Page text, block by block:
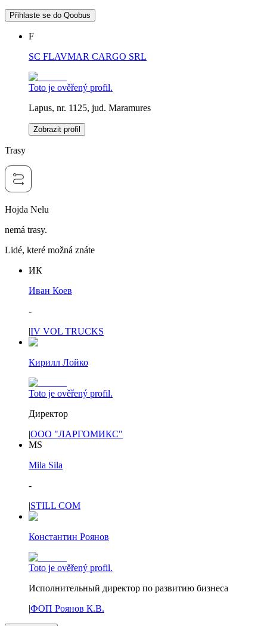
Přihlaste se do Qoobus
F
SC FLAVMAR CARGO SRL
Toto je ověřený profil.
Lapus, nr. 1125, jud. Maramures
Zobrazit profil
Trasy
Hojda Nelu
nemá trasy.
Lidé, které možná znáte
ИК
Иван Коев
-
|IV VOL TRUCKS
Кирилл Лойко
Toto je ověřený profil.
Директор
|ООО "ЛАРГОМИКС"
MS
Mila Sila
-
|STILL COM
Константин Роянов
Toto je ověřený profil.
Исполнительный директор по развитию бизнеса
|ФОП Роянов К.В.